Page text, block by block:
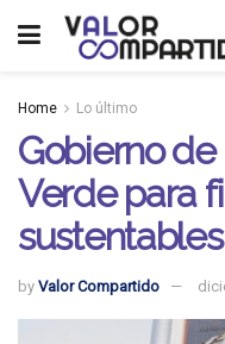
Home Lo último
Gobierno de
Verde para
sustentables
by Valor Compartido